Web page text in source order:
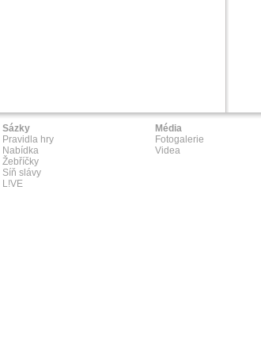
Sázky
Pravidla hry
Nabídka
Žebříčky
Síň slávy
L!VE
Média
Fotogalerie
Videa